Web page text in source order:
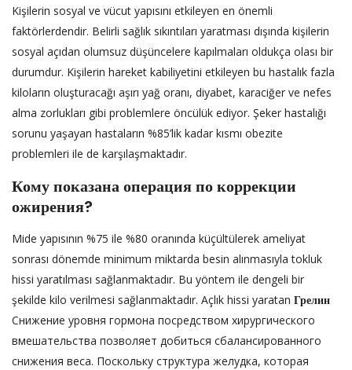
Kişilerin sosyal ve vücut yapısını etkileyen en önemli
faktörlerdendir. Belirli sağlık sıkıntıları yaratması dışında kişilerin
sosyal açıdan olumsuz düşüncelere kapılmaları oldukça olası bir
durumdur. Kişilerin hareket kabiliyetini etkileyen bu hastalık fazla
kiloların oluşturacağı aşırı yağ oranı, diyabet, karaciğer ve nefes
alma zorlukları gibi problemlere öncülük ediyor. Şeker hastalığı
sorunu yaşayan hastaların %85’lik kadar kısmı obezite
problemleri ile de karşılaşmaktadır.
Кому показана операция по коррекции
ожирения?
Mide yapısının %75 ile %80 oranında küçültülerek ameliyat
sonrası dönemde minimum miktarda besin alınmasıyla tokluk
hissi yaratılması sağlanmaktadır. Bu yöntem ile dengeli bir
şekilde kilo verilmesi sağlanmaktadır. Açlık hissi yaratan Грелин
Снижение уровня гормона посредством хирургического
вмешательства позволяет добиться сбалансированного
снижения веса. Поскольку структура желудка, которая